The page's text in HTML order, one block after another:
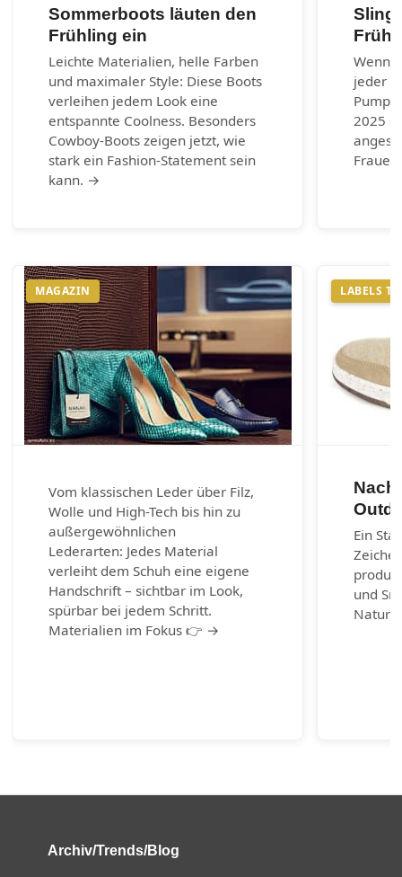
Sommerboots läuten den
Frühling ein
Leichte Materialien, helle Farben
und maximaler Style: Diese Boots
verleihen jedem Look eine
entspannte Coolness. Besonders
Cowboy-Boots zeigen jetzt, wie
stark ein Fashion-Statement sein
kann. →
Wenn
jeder
2025
MAGAZIN
Vom klassischen Leder über Filz,
Wolle und High-Tech bis hin zu
außergewöhnlichen
Lederarten: Jedes Material
verleiht dem Schuh eine eigene
Handschrift – sichtbar im Look,
spürbar bei jedem Schritt.
Materialien im Fokus 👉 →
LABELS
Ein
und
Archiv/Trends/Blog